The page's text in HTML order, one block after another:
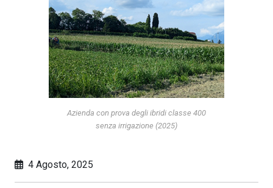
Azienda con prova degli ibridi classe 400
senza irrigazione (2025)
4 Agosto, 2025